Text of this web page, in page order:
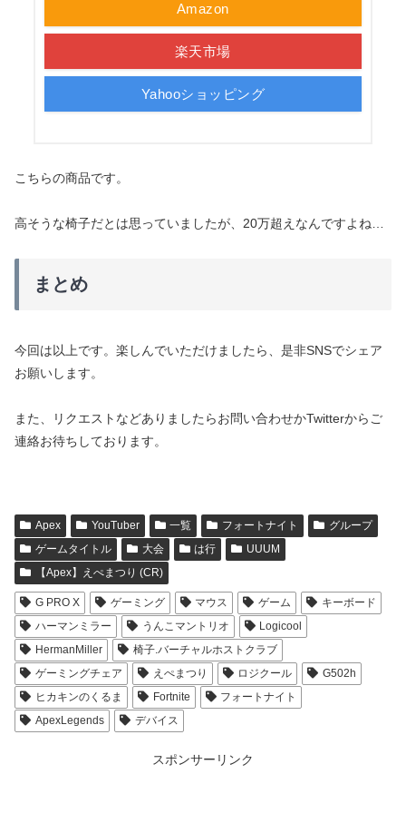
Amazon
楽天市場
Yahooショッピング
こちらの商品です。
高そうな椅子だとは思っていましたが、20万超えなんですよね…
まとめ
今回は以上です。楽しんでいただけましたら、是非SNSでシェア
お願いします。
また、リクエストなどありましたらお問い合わせかTwitterからご
連絡お待ちしております。
Apex YouTuber 一覧 フォートナイト
グループ
ゲームタイトル
大会 は行
UUUM
【Apex】えぺまつり (CR)
G PRO X ゲーミング マウス ゲーム
キーボード
ハーマンミラー
うんこマントリオ
Logicool
HermanMiller
椅子.バーチャルホストクラブ
ゲーミングチェア
えぺまつり ロジクール
G502h
ヒカキンのくるま
Fortnite
フォートナイト
ApexLegends
デバイス
スポンサーリンク